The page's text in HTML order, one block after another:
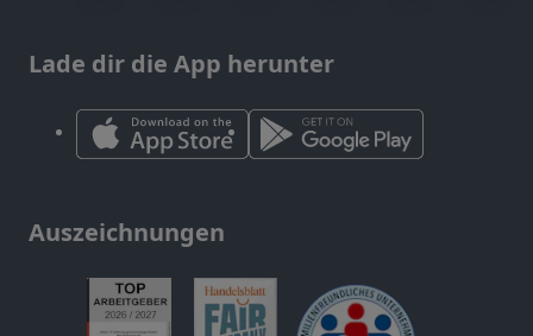
Lade dir die App herunter
Auszeichnungen